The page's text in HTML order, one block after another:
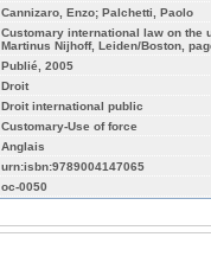
Cannizaro, Enzo; Palchetti, Paolo
Customary international law on the
Martinus Nijhoff, Leiden/Boston,
Publié, 2005
Droit
Droit international public
Customary-Use of force
Anglais
urn:isbn:9789004147065
oc-0050